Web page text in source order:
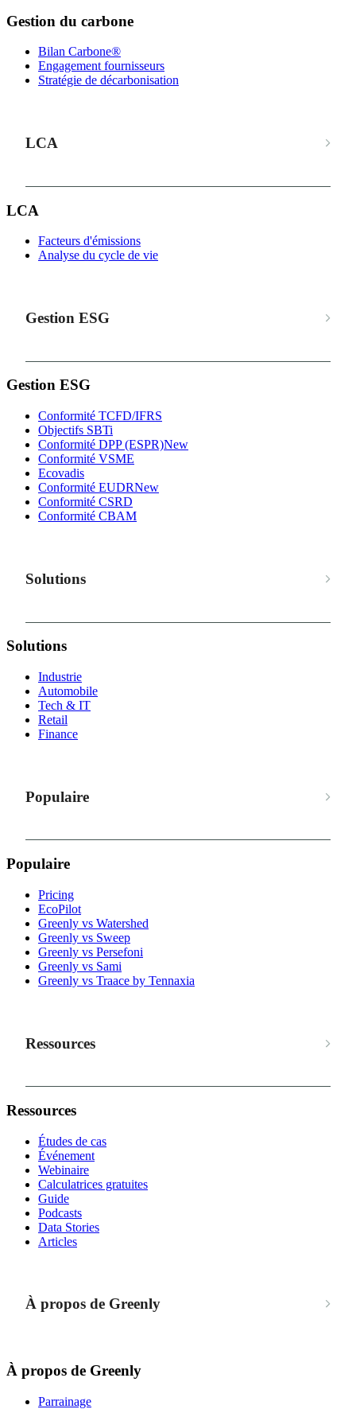
Gestion du carbone
Bilan Carbone®
Engagement fournisseurs
Stratégie de décarbonisation
LCA
LCA
Facteurs d'émissions
Analyse du cycle de vie
Gestion ESG
Gestion ESG
Conformité TCFD/IFRS
Objectifs SBTi
Conformité DPP (ESPR)New
Conformité VSME
Ecovadis
Conformité EUDRNew
Conformité CSRD
Conformité CBAM
Solutions
Solutions
Industrie
Automobile
Tech & IT
Retail
Finance
Populaire
Populaire
Pricing
EcoPilot
Greenly vs Watershed
Greenly vs Sweep
Greenly vs Persefoni
Greenly vs Sami
Greenly vs Traace by Tennaxia
Ressources
Ressources
Études de cas
Événement
Webinaire
Calculatrices gratuites
Guide
Podcasts
Data Stories
Articles
À propos de Greenly
À propos de Greenly
Parrainage